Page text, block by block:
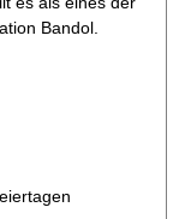
Bandol.